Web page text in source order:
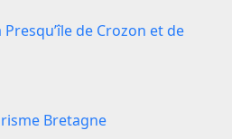
de Crozon et de
Bretagne